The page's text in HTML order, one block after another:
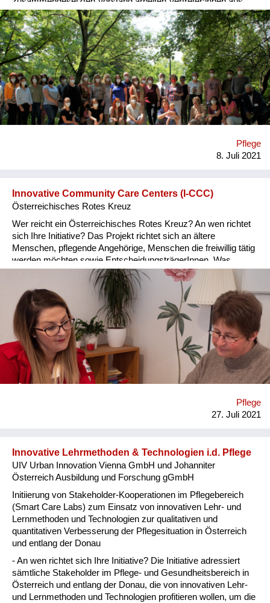
allen Bundesländern zusammen. Unser Projekt wendet sich
an die Leitenden und Betreuenden (Pflege, Medizin und
psycho-soziale Berufe) von 21 Trägern der mobilen Pflege und
Betreuung zuhause und von 66 Krankenpflegevereinen in den
Bundesländern Kärnten, Oberösterreich, Steiermark und
Vorarlberg, und an die für das Projekt in jedem Bundesland
Verantwortlichen. Was möchten wir bewirken? Das Ziel ist, die
Betreuenden der Hauskrankenpflege in ihrer Arbeit mit
schwerkranken und sterbenden Menschen zu unterstützen
und die Zusammenarbeit mit zentralen Stakeholdern in der
und Palliativversorgung, Rettung, Apotheken..) zu verbessern.
Die alten und hochaltrigen Patient:innen sollen Lebensqualität
Pflege
8. Juli 2021
Innovative Community Care Centers (I-CCC)
Österreichisches Rotes Kreuz
Wer reicht ein Österreichisches Rotes Kreuz? An wen richtet
sich Ihre Initiative? Das Projekt richtet sich an ältere
Menschen, pflegende Angehörige, Menschen die freiwillig tätig
werden möchten sowie EntscheidungsträgerInnen. Was
möchten Sie bewirken? Ziel ist es ein lokales und
niedrigschwelliges Beratungs- und Betreuungsangebot zu
schaffen und somit einen Beitrag zur Verbesserung der
Situation in der Langzeitpflege zu leisten.
EntscheidungsträgerInnen sollen über die Bedürfnisse von
älteren betreuungs- und pflegebedürftigen Menschen, deren
(pflegenden) Angehörigen und Menschen mit Demenz
informiert werden um Veränderungen zu bewirken. Welche
Lösungswege beschreiten Sie? Es werden lokale Community
Care Centers für pflegebedürftige Menschen und pflegende
mit kognitiven Beeinträchtigungen und Demenz aufgebaut.
Drei Schwerpunkte zeichnen die Community Care Centers,
Pflege
27. Juli 2021
Innovative Lehrmethoden & Technologien i.d. Pflege
UIV Urban Innovation Vienna GmbH und Johanniter
Österreich Ausbildung und Forschung gGmbH
Initiierung von Stakeholder-Kooperationen im Pflegebereich
(Smart Care Labs) zum Einsatz von innovativen Lehr- und
Lernmethoden und Technologien zur qualitativen und
quantitativen Verbesserung der Pflegesituation in Österreich
und entlang der Donau
- An wen richtet sich Ihre Initiative? Die Initiative adressiert
sämtliche Stakeholder im Pflege- und Gesundheitsbereich in
Österreich und entlang der Donau, die von innovativen Lehr-
und Lernmethoden und Technologien profitieren wollen, um die